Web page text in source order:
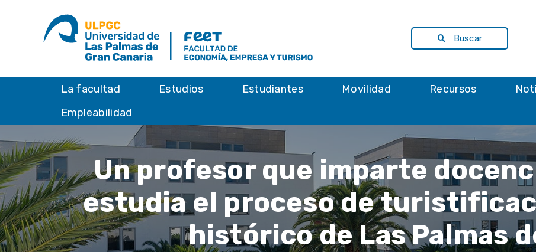
Buscar
La facultad Estudios Estudiantes Movilidad Recursos
Empleabilidad
Un profesor que imparte
estudia el proceso de
histórico de Las Palmas